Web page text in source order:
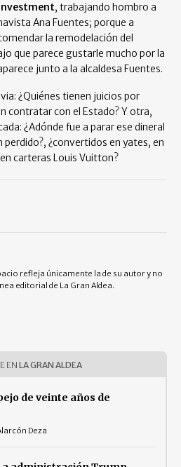
, trabajando hombro a
Ana Fuentes; porque a
la remodelación del
que parece gustarle mucho por la
junto a la alcaldesa Fuentes.
¿Quiénes tienen juicios por
contratar con el Estado? Y otra,
¿Adónde fue a parar ese dineral
perdido?, ¿convertidos en yates, en
carteras Louis Vuitton?
refleja únicamente la de su autor y no
editorial de La Gran Aldea.
EN LA GRAN ALDEA
de veinte años de
Deza